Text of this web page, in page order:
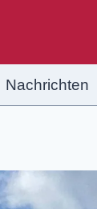
Nachrichten